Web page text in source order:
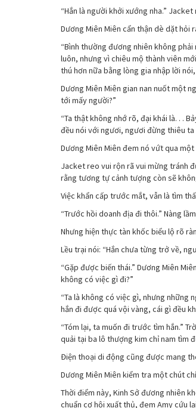
“Hắn là người khởi xướng nha.”
Dương Miên Miên cẩn thận dè dặt hỏi
“Bình thường đương nhiên không
luôn, nhưng vì chiêu mộ thành viên
thú hơn nữa bằng lòng gia nhập lời
Dương Miên Miên gian nan nuốt một
tới mấy người?”
“Ta thật không nhớ rõ, đại khái là. . .
đều nói với ngươi, ngươi đừng thiêu
Dương Miên Miên đem nó vứt qua
Jacket reo vui rộn rã vui mừng tránh
rằng tương tự cảnh tượng còn sẽ
Việc khẩn cấp trước mắt, vẫn là tìm
“Trước hồi doanh địa đi thôi.” Nàng
Nhưng hiện thực tàn khốc biểu lộ rõ
Lều trại nói: “Hắn chưa từng trở về,
“Gặp được biến thái.” Dương Miên
không có việc gì đi?”
“Ta là không có việc gì, nhưng những
hắn đi được quá vội vàng, cái gì đều
“Tóm lại, ta muốn đi trước tìm hắn.”
quải tại ba lô thượng kim chỉ nam tìm
Điện thoại di động cũng được mang
Dương Miên Miên kiểm tra một chút
Thời điểm này, Kinh Sở đương nhiên
chuẩn cơ hội xuất thủ, đem Amy cứu